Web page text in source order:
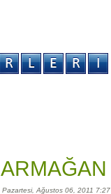
ARMAĞAN
Pazartesi, Ağustos 06, 2011